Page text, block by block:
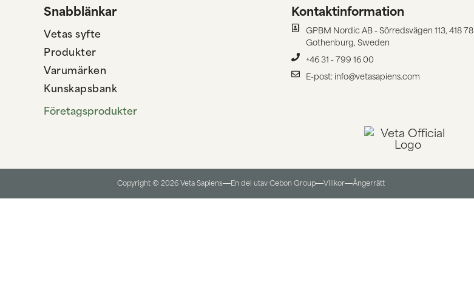
Snabblänkar
Vetas syfte
Produkter
Varumärken
Kunskapsbank
Företagsprodukter
Kontaktinformation
GPBM Nordic AB - Sörredsvägen 113, 418 78
Gothenburg, Sweden
+46 31 - 799 16 00
E-post: info@vetasapiens.com
Copyright © 2026 Veta Sapiens En del utav Cebon Group Villkor Ångerrätt